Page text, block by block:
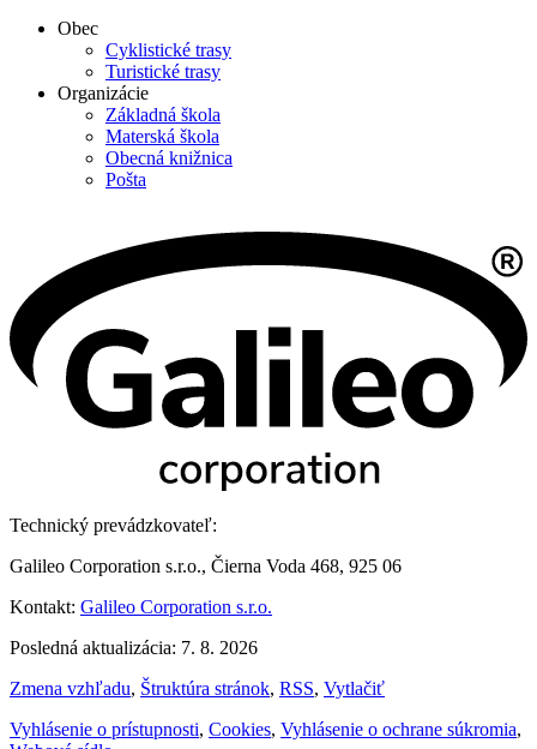
Obec
Cyklistické trasy
Turistické trasy
Organizácie
Základná škola
Materská škola
Obecná knižnica
Pošta
Technický prevádzkovateľ:
Galileo Corporation s.r.o., Čierna Voda 468, 925 06
Kontakt: Galileo Corporation s.r.o.
Posledná aktualizácia: 7. 8. 2026
Zmena vzhľadu, Štruktúra stránok, RSS, Vytlačiť
Vyhlásenie o prístupnosti, Cookies, Vyhlásenie o ochrane súkromia,